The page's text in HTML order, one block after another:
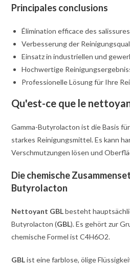
Principales conclusions
Élimination efficace des
Verbesserung der
Einsatz in industriellen und
Hochwertige
Professionelle Lösung für Ihre
Qu'est-ce que le
Gamma-Butyrolacton ist die Basis für
starkes Reinigungsmittel. Es kann
Verschmutzungen lösen und
Die chemische
Butyrolacton
Nettoyant GBLbesteht
Butyrolacton (GBL). Es gehört zur
chemische Formel ist C4H6O2.
GBList eine farblose, ölige